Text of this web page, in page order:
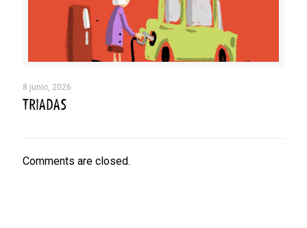
8 junio, 2026
TRIADAS
Comments are closed.